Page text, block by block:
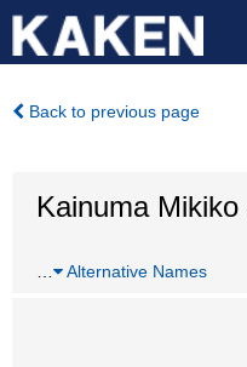
Back to previous page
Kainuma Mikiko
Alternative Names